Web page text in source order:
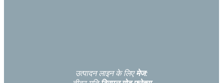
उत्पादन लाइन के लिएमेज: